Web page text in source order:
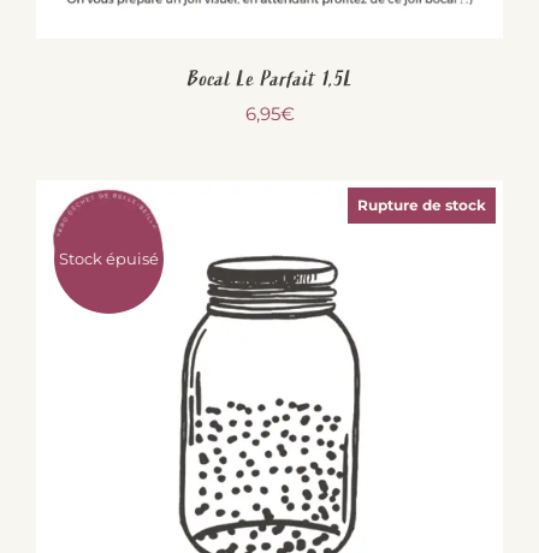
Bocal Le Parfait 1,5L
6,95€
Stock épuisé
Rupture de stock